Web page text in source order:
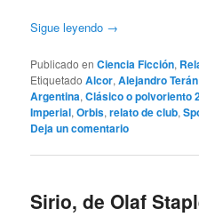
Sigue leyendo →
Publicado en Ciencia Ficción,
Etiquetado Alcor,Alejandro Terán
Argentina,Clásico o polvoriento
Imperial,Orbis,relato de club,
Deja un comentario
Sirio, de Olaf